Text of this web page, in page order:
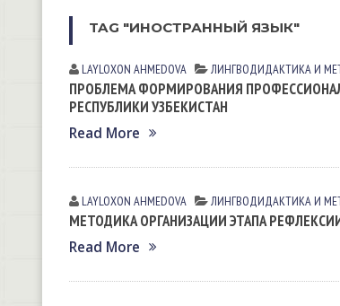
TAG "ИНОСТРАННЫЙ ЯЗЫК"
LAYLOXON АHMEDOVА ЛИНГВОДИДАКТИКА И
ПРОБЛЕМА ФОРМИРОВАНИЯ
РЕСПУБЛИКИ УЗБЕКИСТАН
Read More
LAYLOXON АHMEDOVА ЛИНГВОДИДАКТИКА И
МЕТОДИКА ОРГАНИЗАЦИИ ЭТАПА
Read More